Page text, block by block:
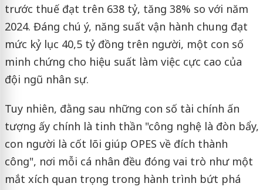
trước thuế đạt trên 638 tỷ, tăng 38% so với năm
2024. Đáng chú ý, năng suất vận hành chung đạt
mức kỷ lục 40,5 tỷ đồng trên người, một con số
minh chứng cho hiệu suất làm việc cực cao của
đội ngũ nhân sự.
Tuy nhiên, đằng sau những con số tài chính ấn
tượng ấy chính là tinh thần "công nghệ là đòn bẩy,
con người là cốt lõi giúp OPES về đích thành
công", nơi mỗi cá nhân đều đóng vai trò như một
mắt xích quan trọng trong hành trình bứt phá